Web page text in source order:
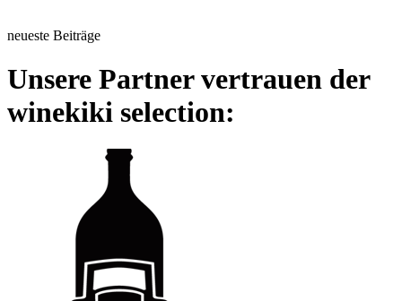
neueste Beiträge
Unsere Partner vertrauen der
winekiki selection: